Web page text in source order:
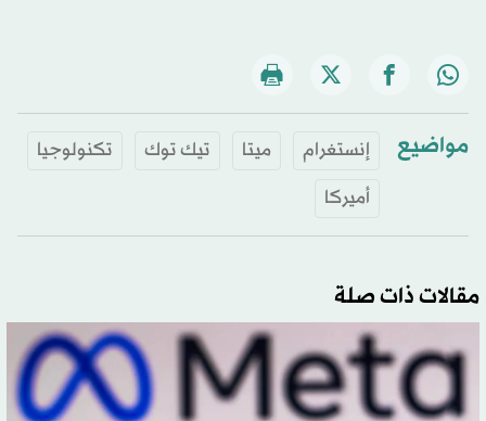
مواضيع إنستغرام ميتا تيك توك
تكنولوجيا
أميركا
مقالات ذات صلة